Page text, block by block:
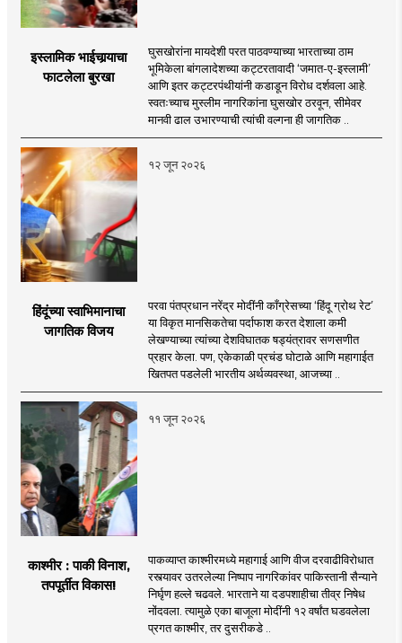
इस्लामिक भाईचार्‍याचा
फाटलेला बुरखा
घुसखोरांना मायदेशी परत पाठवण्याच्या भारताच्या ठाम
भूमिकेला बांगलादेशच्या कट्टरतावादी ‘जमात-ए-इस्लामी’
आणि इतर कट्टरपंथीयांनी कडाडून विरोध दर्शवला आहे.
स्वतःच्याच मुस्लीम नागरिकांना घुसखोर ठरवून, सीमेवर
मानवी ढाल उभारण्याची त्यांची वल्गना ही जागतिक ..
१२ जून २०२६
हिंदूंच्या स्वाभिमानाचा
जागतिक विजय
परवा पंतप्रधान नरेंद्र मोदींनी काँग्रेसच्या ‘हिंदू ग्रोथ रेट’
या विकृत मानसिकतेचा पर्दाफाश करत देशाला कमी
लेखण्याच्या त्यांच्या देशविघातक षड्यंत्रावर सणसणीत
प्रहार केला. पण, एकेकाळी प्रचंड घोटाळे आणि महागाईत
खितपत पडलेली भारतीय अर्थव्यवस्था, आजच्या ..
११ जून २०२६
काश्मीर : पाकी विनाश,
तपपूर्तीत विकास!
पाकव्याप्त काश्मीरमध्ये महागाई आणि वीज दरवाढीविरोधात
रस्त्यावर उतरलेल्या निष्पाप नागरिकांवर पाकिस्तानी सैन्याने
निर्घृण हल्ले चढवले. भारताने या दडपशाहीचा तीव्र निषेध
नोंदवला. त्यामुळे एका बाजूला मोदींनी १२ वर्षांत घडवलेला
प्रगत काश्मीर, तर दुसरीकडे ..